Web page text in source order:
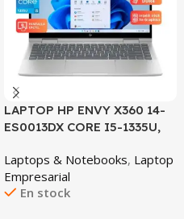
LAPTOP HP ENVY X360 14-
ES0013DX CORE I5-1335U,
FHD TACTIL
Laptops & Notebooks, Laptop
Empresarial
En stock